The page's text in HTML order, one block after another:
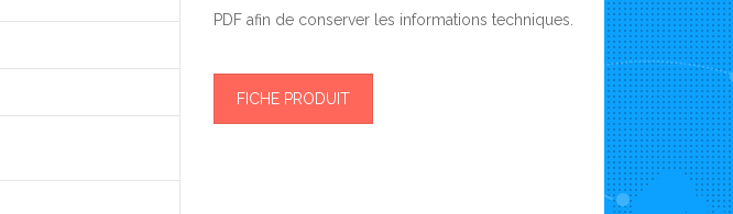
PDF afin de conserver les informations techniques.
FICHE PRODUIT